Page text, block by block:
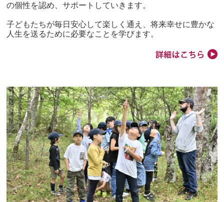
の個性を認め、サポートしていきます。
子どもたちが毎日安心して楽しく通え、将来幸せに豊かな
人生を送るために必要なことを学びます。